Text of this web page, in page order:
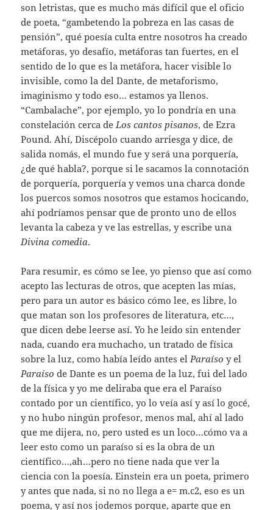
son letristas, que es mucho más difícil que el oficio
de poeta, “gambetendo la pobreza en las casas de
pensión”, qué poesía culta entre nosotros ha creado
metáforas, yo desafío, metáforas tan fuertes, en el
sentido de lo que es la metáfora, hacer visible lo
invisible, como la del Dante, de metaforismo,
imaginismo y todo eso… estamos ya llenos.
“Cambalache”, por ejemplo, yo lo pondría en una
constelación cerca de Los cantos pisanos, de Ezra
Pound. Ahí, Discépolo cuando arriesga y dice, de
salida nomás, el mundo fue y será una porquería,
¿de qué habla?, porque si le sacamos la connotación
de porquería, porquería y vemos una charca donde
los puercos somos nosotros que estamos hocicando,
ahí podríamos pensar que de pronto uno de ellos
levanta la cabeza y ve las estrellas, y escribe una
Divina comedia.
Para resumir, es cómo se lee, yo pienso que así como
acepto las lecturas de otros, que acepten las mías,
pero para un autor es básico cómo lee, es libre, lo
que matan son los profesores de literatura, etc…,
que dicen debe leerse así. Yo he leído sin entender
nada, cuando era muchacho, un tratado de física
sobre la luz, como había leído antes el Paraísoy el
Paraísode Dante es un poema de la luz, fui del lado
de la física y yo me deliraba que era el Paraíso
contado por un científico, yo lo veía así y así lo gocé,
y no hubo ningún profesor, menos mal, ahí al lado
que me dijera, no, pero usted es un loco…cómo va a
leer esto como un paraíso si es la obra de un
científico…,ah…pero no tiene nada que ver la
ciencia con la poesía. Einstein era un poeta, primero
y antes que nada, si no no llega a e= m.c2, eso es un
poema, y así nos jodemos porque, aparte que en